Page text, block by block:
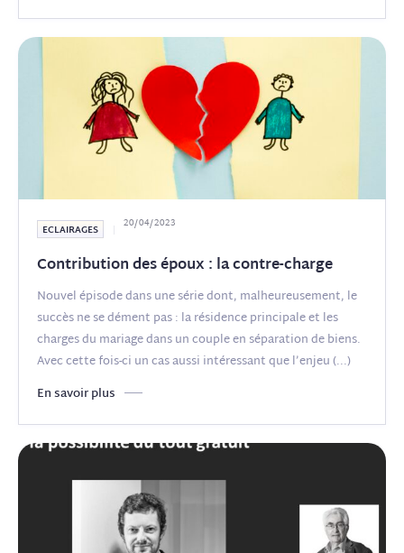
ECLAIRAGES 20/04/2023
Contribution des époux : la contre-charge
Nouvel épisode dans une série dont, malheureusement, le
succès ne se dément pas : la résidence principale et les
charges du mariage dans un couple en séparation de biens.
Avec cette fois-ci un cas aussi intéressant que l’enjeu(...)
En savoir plus